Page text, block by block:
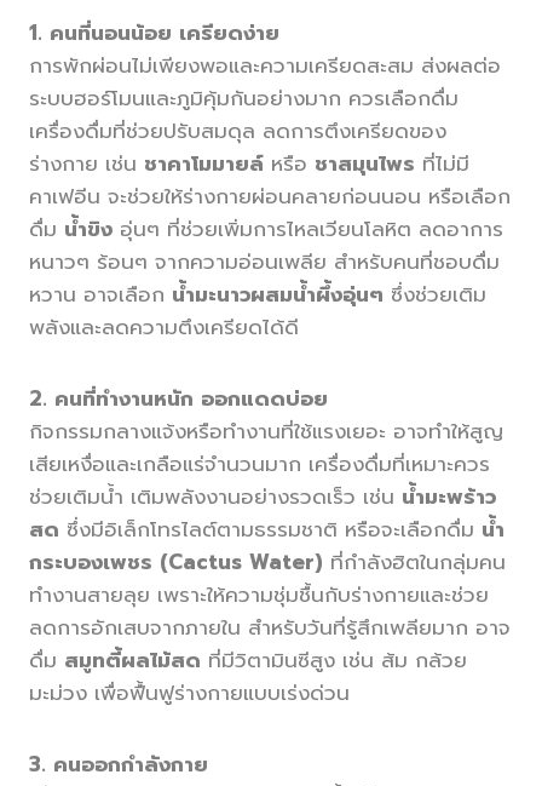
1. คนที่นอนน้อย เครียดง่าย
การพักผ่อนไม่เพียงพอและความเครียดสะสม ส่งผลต่อ
ระบบฮอร์โมนและภูมิคุ้มกันอย่างมาก ควรเลือกดื่ม
เครื่องดื่มที่ช่วยปรับสมดุล ลดการตึงเครียดของ
ร่างกาย เช่น ชาคาโมมายล์ หรือ ชาสมุนไพร ที่ไม่มี
คาเฟอีน จะช่วยให้ร่างกายผ่อนคลายก่อนนอน หรือเลือก
ดื่ม น้ำขิง อุ่นๆ ที่ช่วยเพิ่มการไหลเวียนโลหิต ลดอาการ
หนาวๆ ร้อนๆ จากความอ่อนเพลีย สำหรับคนที่ชอบดื่ม
หวาน อาจเลือก น้ำมะนาวผสมน้ำผึ้งอุ่นๆ ซึ่งช่วยเติม
พลังและลดความตึงเครียดได้ดี
2. คนที่ทำงานหนัก ออกแดดบ่อย
กิจกรรมกลางแจ้งหรือทำงานที่ใช้แรงเยอะ อาจทำให้สูญ
เสียเหงื่อและเกลือแร่จำนวนมาก เครื่องดื่มที่เหมาะควร
ช่วยเติมน้ำ เติมพลังงานอย่างรวดเร็ว เช่น น้ำมะพร้าว
สด ซึ่งมีอิเล็กโทรไลต์ตามธรรมชาติ หรือจะเลือกดื่ม น้ำ
กระบองเพชร (Cactus Water) ที่กำลังฮิตในกลุ่มคน
ทำงานสายลุย เพราะให้ความชุ่มชื้นกับร่างกายและช่วย
ลดการอักเสบจากภายใน สำหรับวันที่รู้สึกเพลียมาก อาจ
ดื่ม สมูทตี้ผลไม้สด ที่มีวิตามินซีสูง เช่น ส้ม กล้วย
มะม่วง เพื่อฟื้นฟูร่างกายแบบเร่งด่วน
3. คนออกกำลังกาย